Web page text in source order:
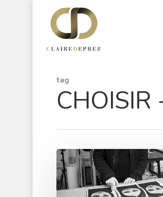
Hit enter to
tag
CHOISIR